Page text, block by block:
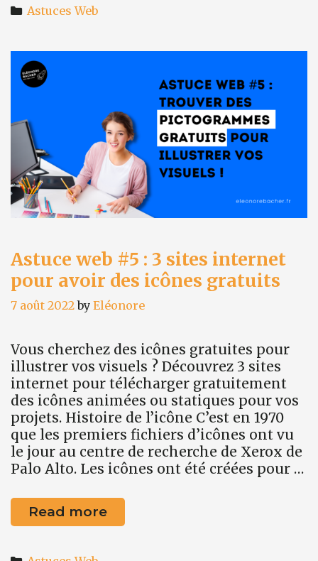
de Netflix
!
Categories
Astuces Web
Astuce web #5 : 3 sites internet
pour avoir des icônes gratuits
7 août 2022 by Eléonore
Vous cherchez des icônes gratuites pour
illustrer vos visuels ? Découvrez 3 sites
internet pour télécharger gratuitement
des icônes animées ou statiques pour vos
projets. Histoire de l’icône C’est en 1970
que les premiers fichiers d’icônes ont vu
le jour au centre de recherche de Xerox de
Palo Alto. Les icônes ont été créées pour …
Read moreAstuce
web